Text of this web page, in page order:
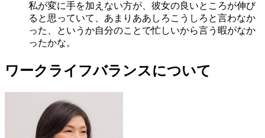
私が変に手を加えない方が、彼女の良いところが伸び
ると思っていて、あまりああしろこうしろと言わなか
った、というか自分のことで忙しいから言う暇がなか
ったかな。
ワークライフバランスについて